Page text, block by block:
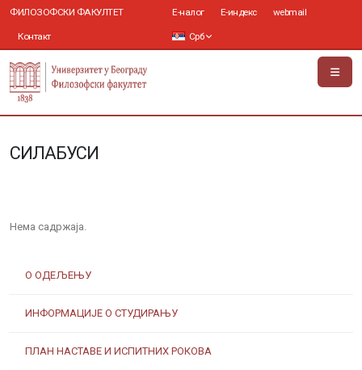
ФИЛОЗОФСКИ ФАКУЛТЕТ
Контакт
Е-налог Е-индекс webmail
Срб
СИЛАБУСИ
О ОДЕЉЕЊУ
ИНФОРМАЦИЈЕ О СТУДИРАЊУ
ПЛАН НАСТАВЕ И ИСПИТНИХ РОКОВА
Нема садржаја.